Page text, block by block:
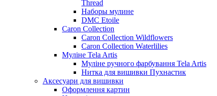
Thread
Наборы мулине
DMC Etoile
Caron Collection
Caron Collection Wildflowers
Caron Collection Waterlilies
Муліне Tela Artis
Муліне ручного фарбування Tela Artis
Нитка для вишивки Пухнастик
Аксесуари для вишивки
Оформлення картин